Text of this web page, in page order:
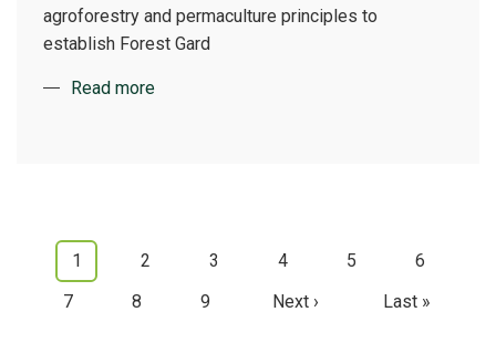
agroforestry and permaculture principles to
establish Forest Gard
Read more
Pagination
Current
page
1 Page
2 Page
3 Page
4 Page
5 Page
6
Page
7 Page
8 Page
9
Next
Next ›
Last
Last »